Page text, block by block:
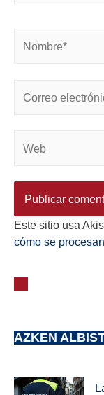
Este sitio usa
cómo se
AZKEN